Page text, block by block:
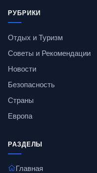
РУБРИКИ
Отдых и Туризм
Советы и Рекомендации
Новости
Безопасность
Страны
Европа
РАЗДЕЛЫ
Главная